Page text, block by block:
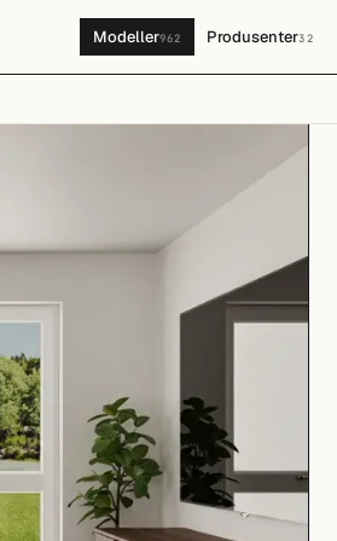
Modeller962 Produsenter32